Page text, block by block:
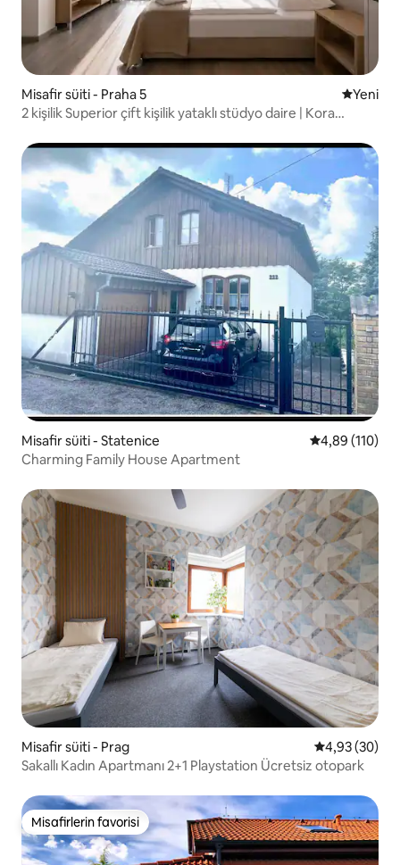
Misafir süiti - Praha 5 Yeni
Yeni
2 kişilik Superior çift kişilik yataklı stüdyo daire | Kora
Misafir süiti - Statenice 5 üzerinden
4,89 (110)
Charming Family House Apartment
Misafir süiti - Prag 5 üzerinden
4,93 (30)
Sakallı Kadın Apartmanı 2+1 Playstation Ücretsiz otopark
Misafirlerin favorisi
Misafirlerin favorisi